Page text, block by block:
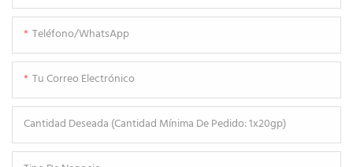
Teléfono/WhatsApp
Tu Correo Electrónico
Cantidad Deseada (cantidad Mínima De Pedido: 1x20gp)